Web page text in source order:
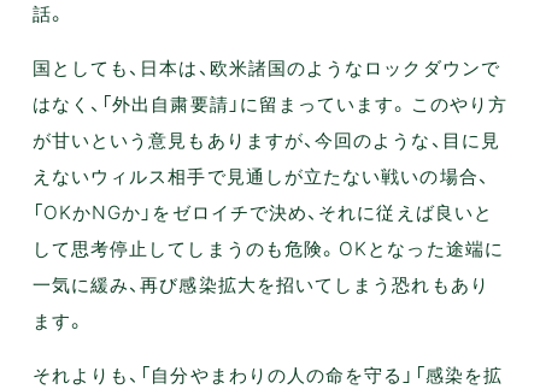
話。
国としても、日本は、欧米諸国のようなロックダウンで
はなく、「外出自粛要請」に留まっています。このやり方
が甘いという意見もありますが、今回のような、目に見
えないウィルス相手で見通しが立たない戦いの場合、
「OKかNGか」をゼロイチで決め、それに従えば良いと
して思考停止してしまうのも危険。OKとなった途端に
一気に緩み、再び感染拡大を招いてしまう恐れもあり
ます。
それよりも、「自分やまわりの人の命を守る」「感染を拡